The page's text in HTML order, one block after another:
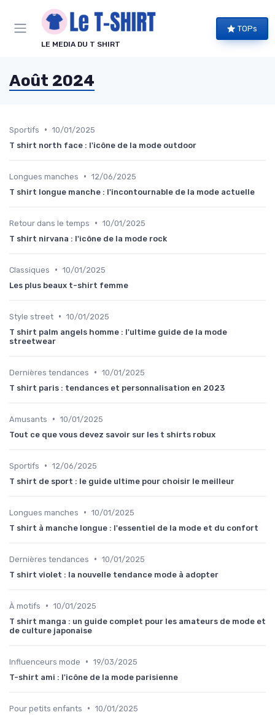
LE MEDIA DU T SHIRT
TOPs
Août 2024
Sportifs • 10/01/2025
T shirt north face : l'icône de la mode outdoor
Longues manches • 12/06/2025
T shirt longue manche : l'incontournable de la mode actuelle
Retour dans le temps • 10/01/2025
T shirt nirvana : l'icône de la mode rock
Classiques • 10/01/2025
Les plus beaux t-shirt femme
Style street • 10/01/2025
T shirt palm angels homme : l'ultime guide de la mode
streetwear
Dernières tendances • 10/01/2025
T shirt paris : tendances et personnalisation en 2023
Amusants • 10/01/2025
Tout ce que vous devez savoir sur les t shirts robux
Sportifs • 12/06/2025
T shirt de sport : le guide ultime pour choisir le meilleur
Longues manches • 10/01/2025
T shirt à manche longue : l'essentiel de la mode et du confort
Dernières tendances • 10/01/2025
T shirt violet : la nouvelle tendance mode à adopter
À motifs • 10/01/2025
T shirt manga : un guide complet pour les amateurs de mode et
de culture japonaise
Influenceurs mode • 19/03/2025
T-shirt ami : l'icône de la mode parisienne
Pour petits enfants • 10/01/2025
Panneau de gestion des cookies